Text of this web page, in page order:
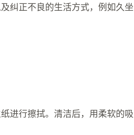
纠正不良的生活方式，例如久坐
进行擦拭。清洁后，用柔软的吸